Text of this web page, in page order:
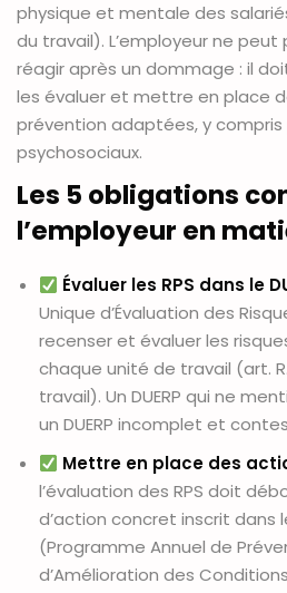
physique et mentale des
du travail). L’employeur ne
réagir après un dommage : il
les évaluer et mettre en place
prévention adaptées, y compris
psychosociaux.
Les 5 obligations
l’employeur en
Évaluer les RPS dans le
Unique d’Évaluation des
recenser et évaluer les
chaque unité de travail (art.
travail). Un DUERP qui ne
un DUERP incomplet et
Mettre en place des
l’évaluation des RPS doit
d’action concret inscrit dans
(Programme Annuel de
d’Amélioration des